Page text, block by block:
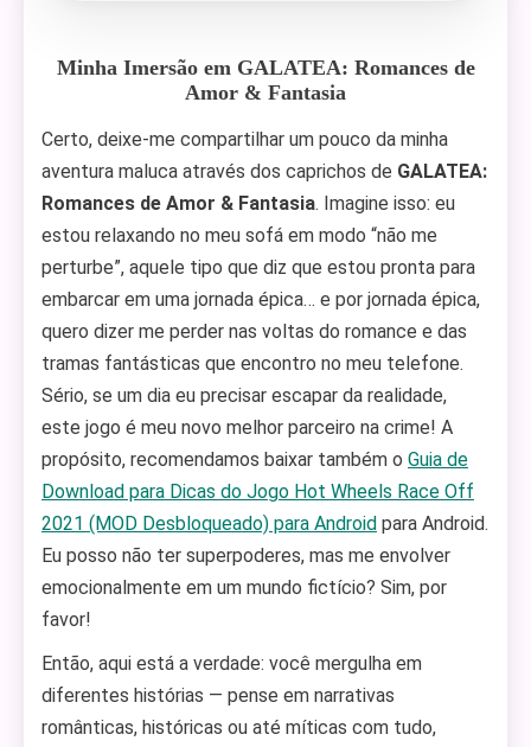
Minha Imersão em GALATEA: Romances de
Amor & Fantasia
Certo, deixe-me compartilhar um pouco da minha
aventura maluca através dos caprichos de GALATEA:
Romances de Amor & Fantasia. Imagine isso: eu
estou relaxando no meu sofá em modo “não me
perturbe”, aquele tipo que diz que estou pronta para
embarcar em uma jornada épica… e por jornada épica,
quero dizer me perder nas voltas do romance e das
tramas fantásticas que encontro no meu telefone.
Sério, se um dia eu precisar escapar da realidade,
este jogo é meu novo melhor parceiro na crime! A
propósito, recomendamos baixar também o Guia de
Download para Dicas do Jogo Hot Wheels Race Off
2021 (MOD Desbloqueado) para Android para Android.
Eu posso não ter superpoderes, mas me envolver
emocionalmente em um mundo fictício? Sim, por
favor!
Então, aqui está a verdade: você mergulha em
diferentes histórias — pense em narrativas
românticas, históricas ou até míticas com tudo,